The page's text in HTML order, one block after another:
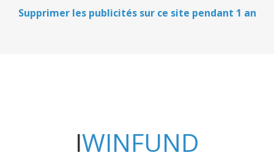
Supprimer les publicités sur ce site pendant 1 an
IWINFUND